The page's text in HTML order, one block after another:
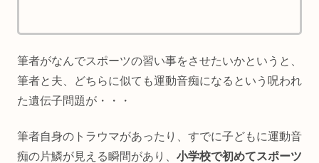
筆者がなんでスポーツの習い事をさせたいかというと、
筆者と夫、どちらに似ても運動音痴になるという呪われ
た遺伝子問題が・・・
筆者自身のトラウマがあったり、すでに子どもに運動音
痴の片鱗が見える瞬間があり、 小学校で初めてスポーツ